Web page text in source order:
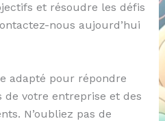
et résoudre les défis
nous aujourd’hui
adapté pour répondre
de votre entreprise et des
N’oubliez pas de